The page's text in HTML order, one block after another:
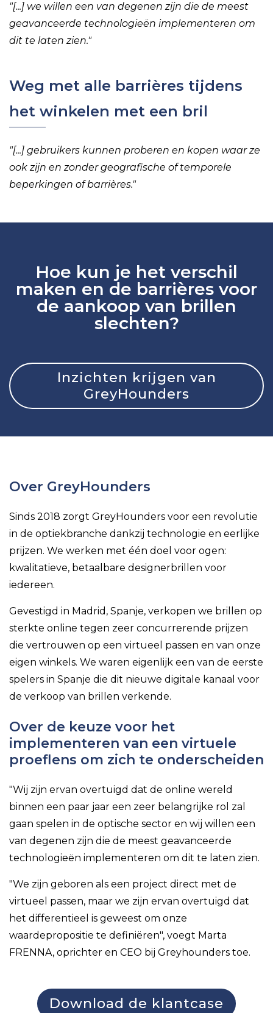
"[...] we willen een van degenen zijn die de meest
geavanceerde technologieën implementeren om
dit te laten zien."
Weg met alle barrières tijdens
het winkelen met een bril
"[...] gebruikers kunnen proberen en kopen waar ze
ook zijn en zonder geografische of temporele
beperkingen of barrières."
Hoe kun je het verschil
maken en de barrières voor
de aankoop van brillen
slechten?
Inzichten krijgen van
GreyHounders
Over GreyHounders
Sinds 2018 zorgt GreyHounders voor een revolutie
in de optiekbranche dankzij technologie en eerlijke
prijzen. We werken met één doel voor ogen:
kwalitatieve, betaalbare designerbrillen voor
iedereen.
Gevestigd in Madrid, Spanje, verkopen we brillen op
sterkte online tegen zeer concurrerende prijzen
die vertrouwen op een virtueel passen en van onze
eigen winkels. We waren eigenlijk een van de eerste
spelers in Spanje die dit nieuwe digitale kanaal voor
de verkoop van brillen verkende.
Over de keuze voor het
implementeren van een virtuele
proeflens om zich te onderscheiden
"Wij zijn ervan overtuigd dat de online wereld
binnen een paar jaar een zeer belangrijke rol zal
gaan spelen in de optische sector en wij willen een
van degenen zijn die de meest geavanceerde
technologieën implementeren om dit te laten zien.
"We zijn geboren als een project direct met de
virtueel passen, maar we zijn ervan overtuigd dat
het differentieel is geweest om onze
waardepropositie te definiëren", voegt Marta
FRENNA, oprichter en CEO bij Greyhounders toe.
Download de klantcase